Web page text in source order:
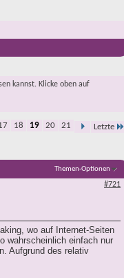
kannst. Klicke oben auf
18 19 20 21 Letzte
Themen-Optionen
#721
wo auf Internet-Seiten
wahrscheinlich einfach nur
Aufgrund des relativ